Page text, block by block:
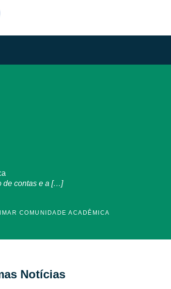
de contas e a […]
COMUNIDADE ACADÊMICA
Notícias